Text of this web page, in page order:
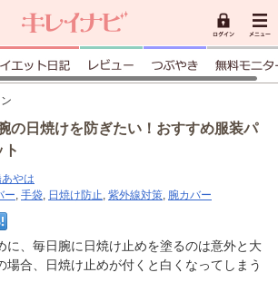
の日焼けを防ぎたい！おすすめ服装パ
やは
ー, 手袋, 日焼け防止, 紫外線対策, 腕カバー
に、毎日腕に日焼け止めを塗るのは意外と大
場合、日焼け止めが付くと白くなってしまう